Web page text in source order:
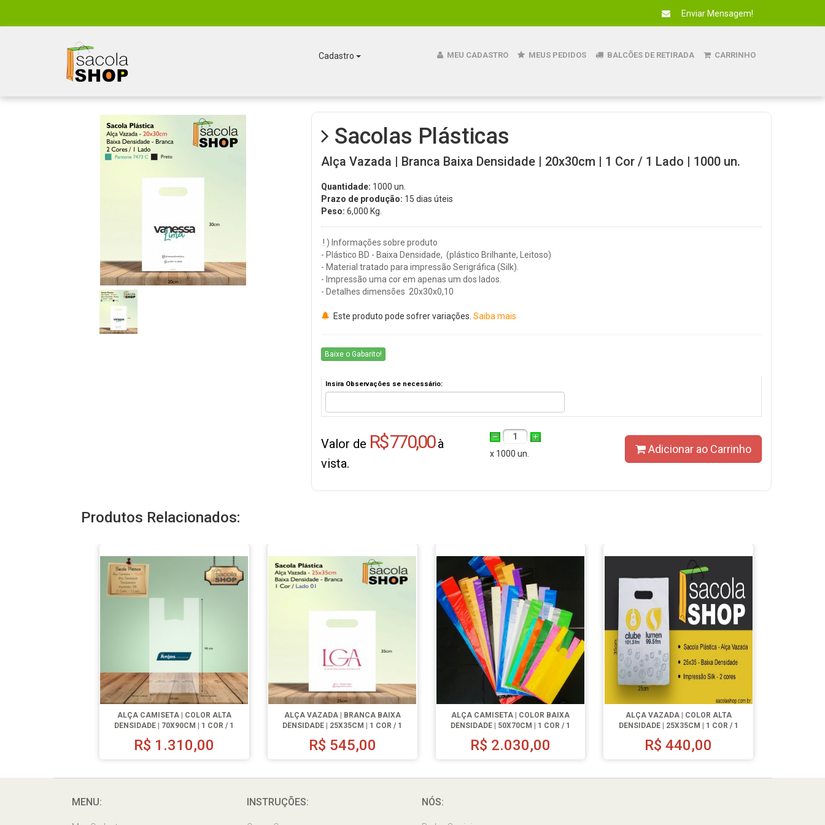
Enviar Mensagem!
Cadastro MEU CADASTRO MEUS PEDIDOS BALCÕES DE RETIRADA CARRINHO
Sacolas Plásticas
Alça Vazada | Branca Baixa Densidade | 20x30cm | 1 Cor / 1 Lado | 1000 un.
Quantidade: 1000 un.
Prazo de produção: 15 dias úteis
Peso: 6,000 Kg.
! ) Informações sobre produto
- Plástico BD - Baixa Densidade, (plástico Brilhante, Leitoso)
- Material tratado para impressão Serigráfica (Silk).
- Impressão uma cor em apenas um dos lados.
- Detalhes dimensões 20x30x0,10
Este produto pode sofrer variações. Saiba mais
Baixe o Gabarito!
Insira Observações se necessário:
Valor de R$ 770,00à
vista.
1
x 1000 un.
Adicionar ao Carrinho
Produtos Relacionados:
ALÇA CAMISETA | COLOR ALTA
DENSIDADE | 70X90CM | 1 COR / 1
LADO | 500 UN.
R$ 1.310,00
ALÇA VAZADA | BRANCA BAIXA
DENSIDADE | 25X35CM | 1 COR / 1
LADO | 500 UN.
R$ 545,00
ALÇA CAMISETA | COLOR BAIXA
DENSIDADE | 50X70CM | 1 COR / 1
LADO | 1000 UN.
R$ 2.030,00
ALÇA VAZADA | COLOR ALTA
DENSIDADE | 25X35CM | 1 COR / 1
LADO | 500 UN.
R$440,00
MENU: INSTRUÇÕES: NÓS: